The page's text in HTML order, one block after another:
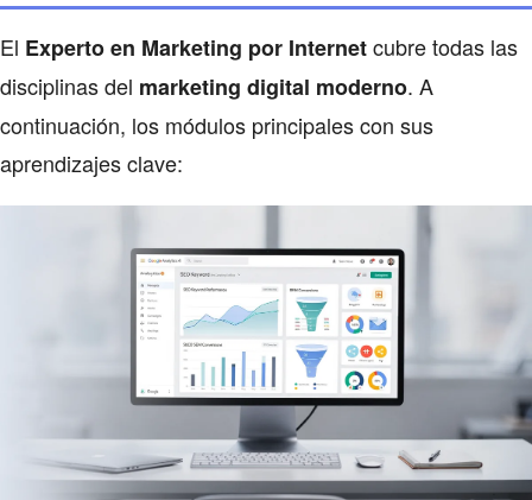
El Experto en Marketing por Internetcubre todas las
disciplinas del marketing digital moderno. A
continuación, los módulos principales con sus
aprendizajes clave: